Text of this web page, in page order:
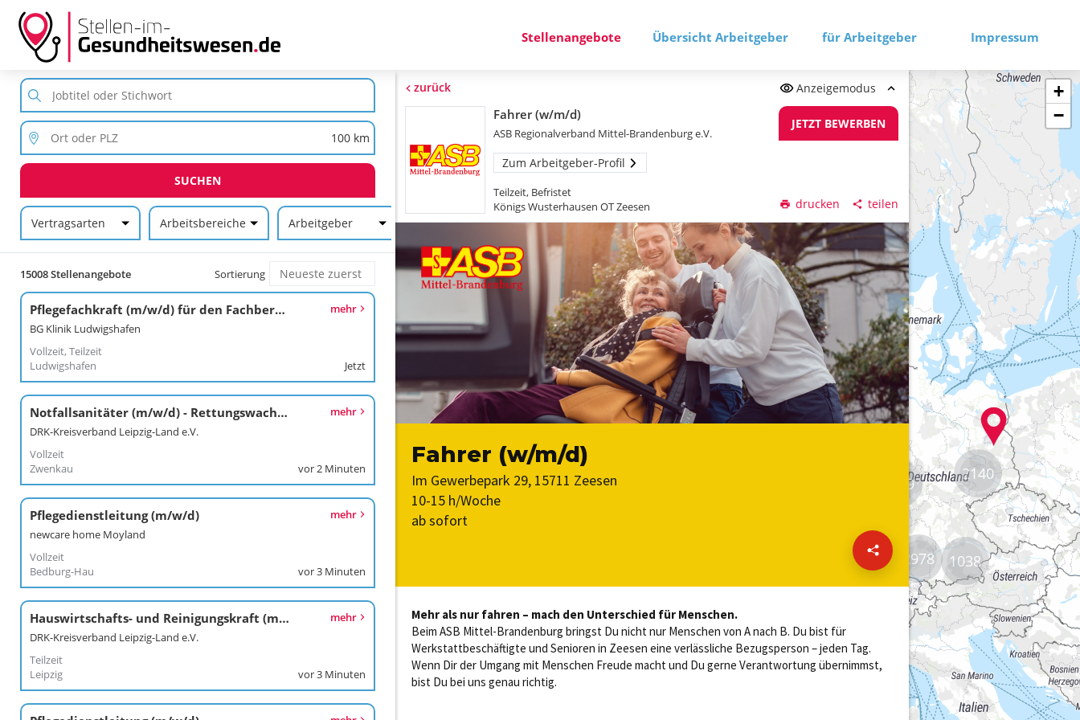
Stellenangebote Übersicht Arbeitgeber für Arbeitgeber Impressum
SUCHEN
Vertragsarten Arbeitsbereiche Arbeitgeber
15008 Stellenangebote Sortierung
Pflegefachkraft (m/w/d) für den Fachbereich Reha Zentrum
BG Klinik Ludwigshafen
Vollzeit, Teilzeit
Ludwigshafen
mehr
Jetzt
Notfallsanitäter (m/w/d) - Rettungswachen Zwenkau und Borna
DRK-Kreisverband Leipzig-Land e.V.
Vollzeit
Zwenkau
mehr
vor 2 Minuten
Pflegedienstleitung (m/w/d)
newcare home Moyland
Vollzeit
Bedburg-Hau
mehr
vor 3 Minuten
Hauswirtschafts- und Reinigungskraft (m/w/d) - Kita "Fuchsbau"
DRK-Kreisverband Leipzig-Land e.V.
Teilzeit
Leipzig
mehr
vor 3 Minuten
zurück Anzeigemodus
Fahrer (w/m/d)
ASB Regionalverband Mittel-Brandenburg e.V.
Zum Arbeitgeber-Profil
Teilzeit, Befristet
Königs Wusterhausen OT Zeesen
JETZT BEWERBEN
drucken teilen
8839
2978
2140
1038
+
−